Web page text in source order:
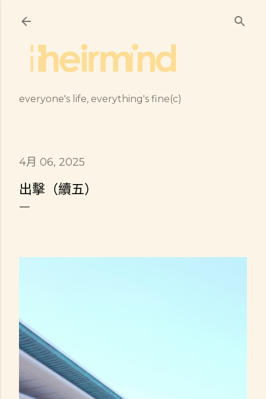
everyone's life, everything's fine(c)
4月 06, 2025
出擊（續五）